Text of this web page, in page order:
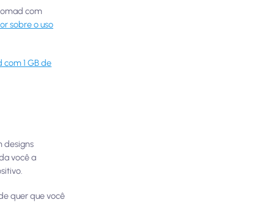
com
sobre o uso
1 GB de
designs
você a
quer que você